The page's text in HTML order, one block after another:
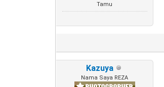
Tamu
Kazuya
Nama Saya REZA